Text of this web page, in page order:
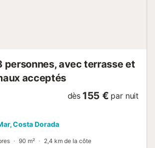
personnes, avec terrasse et
acceptés
dès 155 € par nuit
Costa Dorada
90 m² 2,4 km de la côte